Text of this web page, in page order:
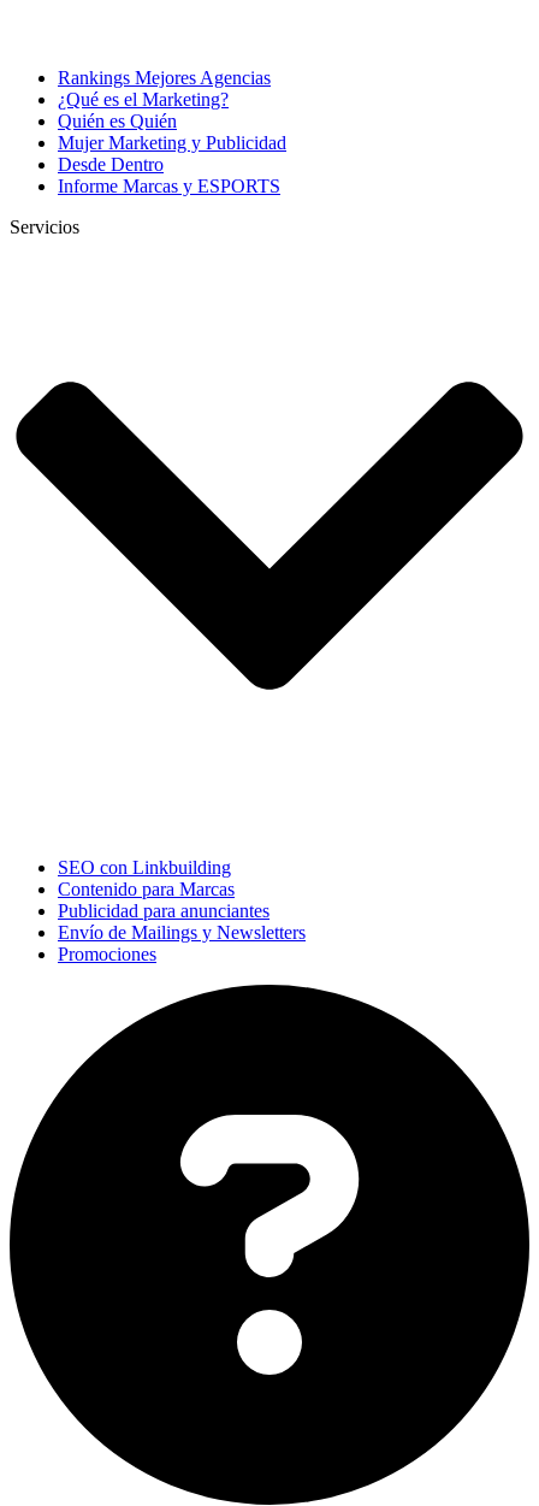
Rankings Mejores Agencias
¿Qué es el Marketing?
Quién es Quién
Mujer Marketing y Publicidad
Desde Dentro
Informe Marcas y ESPORTS
Servicios
SEO con Linkbuilding
Contenido para Marcas
Publicidad para anunciantes
Envío de Mailings y Newsletters
Promociones